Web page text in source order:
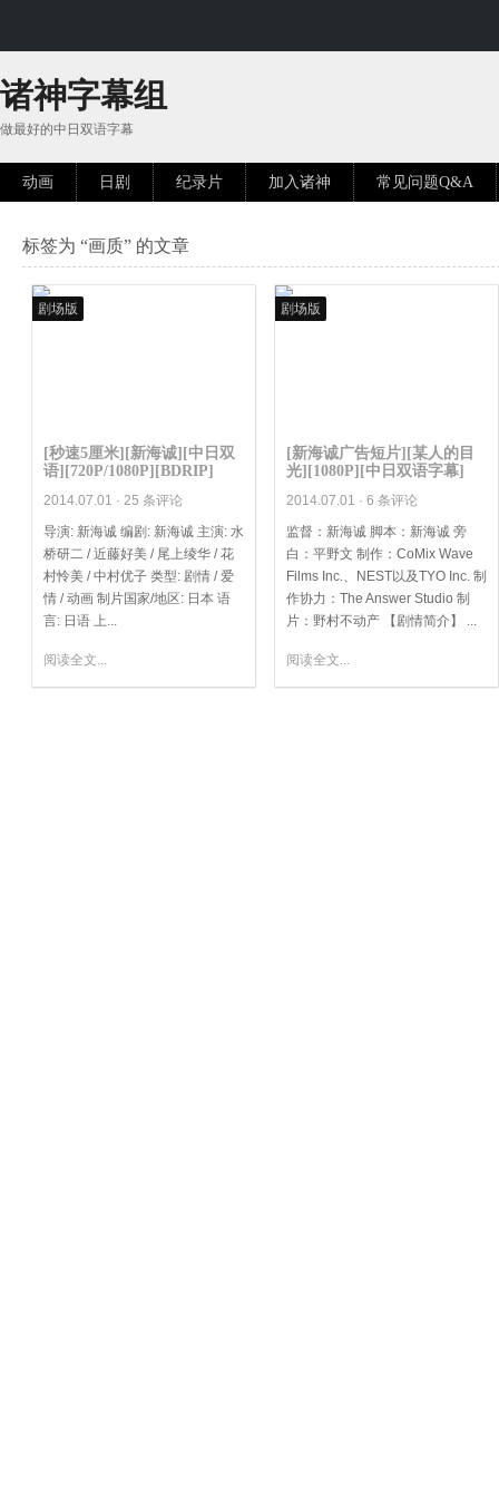
诸神字幕组
做最好的中日双语字幕
动画 日剧 纪录片 加入诸神 常见问题Q&A
标签为 “画质” 的文章
剧场版
[秒速5厘米][新海诚][中日双
语][720P/1080P][BDRIP]
2014.07.01 · 25 条评论
导演: 新海诚 编剧: 新海诚 主演: 水
桥研二 / 近藤好美 / 尾上绫华 / 花
村怜美 / 中村优子 类型: 剧情 / 爱
情 / 动画 制片国家/地区: 日本 语
言: 日语 上...
阅读全文...
剧场版
[新海诚广告短片][某人的目
光][1080P][中日双语字幕]
2014.07.01 · 6 条评论
监督：新海诚 脚本：新海诚 旁
白：平野文 制作：CoMix Wave
Films Inc.、NEST以及TYO Inc. 制
作协力：The Answer Studio 制
片：野村不动产 【剧情简介】 ...
阅读全文...